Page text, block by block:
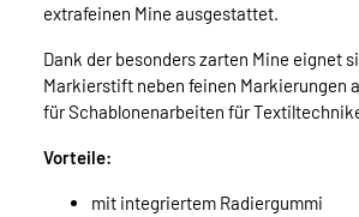
extrafeinen Mine ausgestattet.
Dank der besonders zarten Mine eignet
Markierstift neben feinen Markierungen
für Schablonenarbeiten für
Vorteile:
mit integriertem Radiergummi